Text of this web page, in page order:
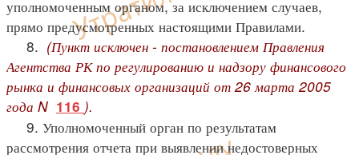
уполномоченным органом, за исключением случаев,
прямо предусмотренных настоящими Правилами.
8. (Пункт исключен - постановлением Правления
Агентства РК по регулированию и надзору финансового
рынка и финансовых организаций от 26 марта 2005
года N 116 ).
9. Уполномоченный орган по результатам
рассмотрения отчета при выявлении недостоверных